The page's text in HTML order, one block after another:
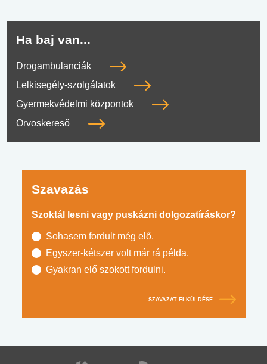
Ha baj van...
Drogambulanciák
Lelkisegély-szolgálatok
Gyermekvédelmi központok
Orvoskereső
Szavazás
Szoktál lesni vagy puskázni dolgozatíráskor?
Sohasem fordult még elő.
Egyszer-kétszer volt már rá példa.
Gyakran elő szokott fordulni.
SZAVAZAT ELKÜLDÉSE